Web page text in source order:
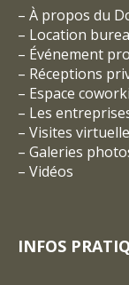
– À propos du
– Location
– Événement pro
– Réceptions
– Espace
– Les
– Visites
– Galeries
– Vidéos
INFOS